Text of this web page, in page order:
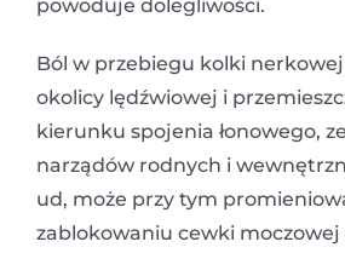
powoduje dolegliwości.
Ból w przebiegu kolki
okolicy lędźwiowej i
kierunku spojenia łonowego,
narządów rodnych i
ud, może przy tym
zablokowaniu cewki moczowej